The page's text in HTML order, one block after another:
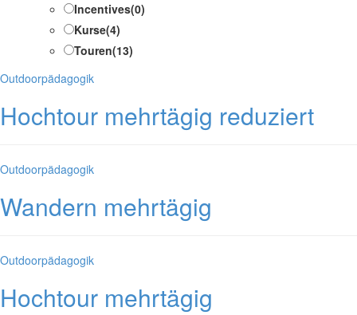
Incentives(0)
Kurse(4)
Touren(13)
Kategorien
Outdoorpädagogik
Hochtour mehrtägig reduziert
Kategorien
Outdoorpädagogik
Wandern mehrtägig
Kategorien
Outdoorpädagogik
Hochtour mehrtägig